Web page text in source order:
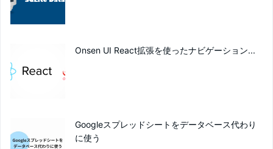
Onsen UI React拡張を使ったナビゲーション...
Googleスプレッドシートをデータベース代わり
に使う